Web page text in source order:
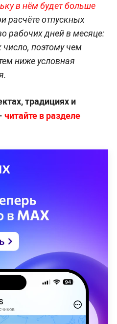
в нём будет больше
расчёте отпускных
рабочих дней в месяце:
число, поэтому чем
ниже условная
традициях и
читайте в разделе